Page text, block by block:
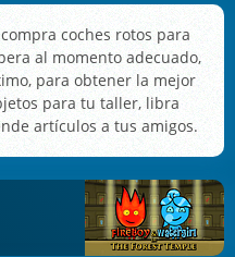
coches rotos para
al momento adecuado,
para obtener la mejor
para tu taller, libra
artículos a tus amigos.